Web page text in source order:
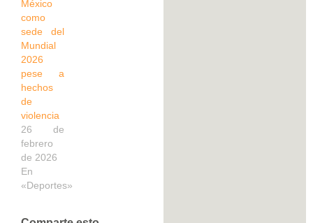
México
como
sede del
Mundial
2026
pese a
hechos
de
violencia
26 de
febrero
de 2026
En
«Deportes»